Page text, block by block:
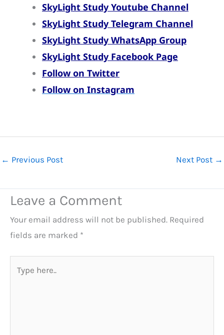
SkyLight Study Youtube Channel
SkyLight Study Telegram Channel
SkyLight Study WhatsApp Group
SkyLight Study Facebook Page
Follow on Twitter
Follow on Instagram
← Previous Post Next Post →
Leave a Comment
Your email address will not be published. Required
fields are marked *
here..